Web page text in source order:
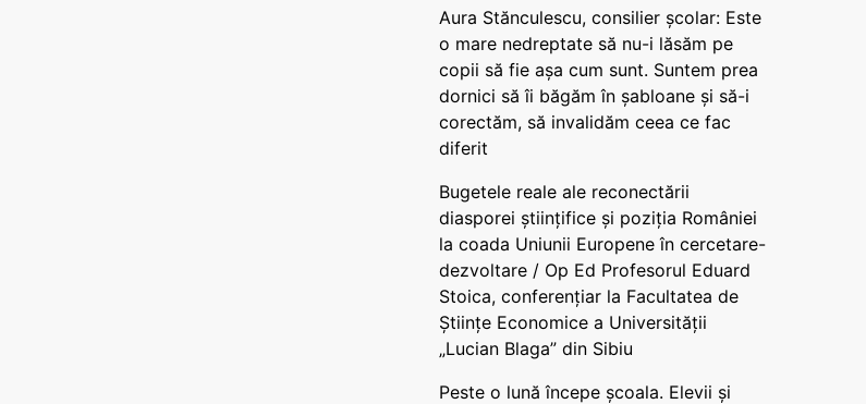
Aura Stănculescu, consilier școlar: Este
o mare nedreptate să nu-i lăsăm pe
copii să fie așa cum sunt. Suntem prea
dornici să îi băgăm în șabloane și să-i
corectăm, să invalidăm ceea ce fac
diferit
Bugetele reale ale reconectării
diasporei științifice și poziția României
la coada Uniunii Europene în cercetare-
dezvoltare / Op Ed Profesorul Eduard
Stoica, conferențiar la Facultatea de
Științe Economice a Universității
„Lucian Blaga” din Sibiu
Peste o lună începe școala. Elevii și